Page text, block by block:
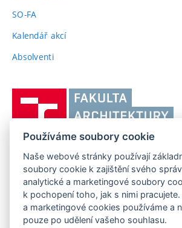
SO-FA
Kalendář akcí
Absolventi(externí
FAKULTA ARCHITEKTURY VUT V BRNĚ
Poříčí 273/5, 639 00 Brno
Telefon: 54114 6600
Používáme soubory cookie
Naše webové stránky používají
soubory cookie k zajištění svého
analytické a marketingové soubory
k pochopení toho, jak s nimi
a marketingové cookies používáme a
pouze po udělení vašeho souhlasu.